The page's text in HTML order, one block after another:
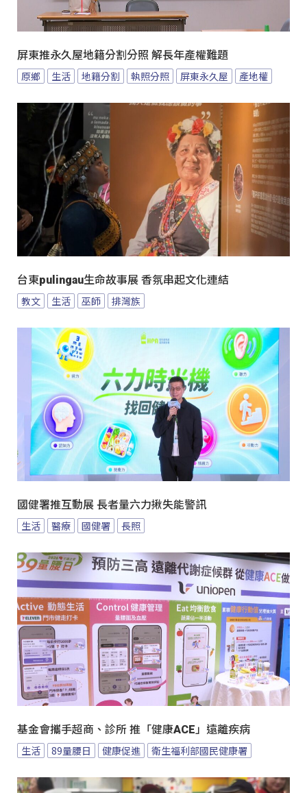
屏東推永久屋地籍分割分照 解長年產權難題
原鄉 生活 地籍分割 執照分照 屏東永久屋 產地權
台東pulingau生命故事展 香氛串起文化連結
教文 生活 巫師 排灣族
國健署推互動展 長者量六力揪失能警訊
生活 醫療 國健署 長照
基金會攜手超商、診所 推「健康ACE」遠離疾病
生活 89量腰日 健康促進 衛生福利部國民健康署